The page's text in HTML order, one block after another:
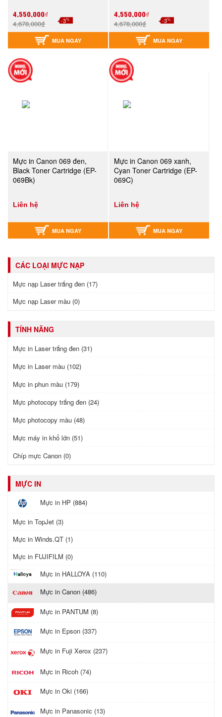
4,550,000₫
4,678,000₫ -3%
MUA NGAY
4,550,000₫
4,678,000₫ -3%
MUA NGAY
Mực in Canon 069 đen,
Black Toner Cartridge (EP-
069Bk)
Liên hệ
MUA NGAY
Mực in Canon 069 xanh,
Cyan Toner Cartridge (EP-
069C)
Liên hệ
MUA NGAY
CÁC LOẠI MỰC NẠP
Mực nạp Laser trắng đen (17)
Mực nạp Laser màu (0)
TÍNH NĂNG
Mực in Laser trắng đen (31)
Mực in Laser màu (102)
Mực in phun màu (179)
Mực photocopy trắng đen (24)
Mực photocopy màu (48)
Mực máy in khổ lớn (51)
Chíp mực Canon (0)
MỰC IN
Mực in HP (884)
Mực in TopJet (3)
Mực in Winds.QT (1)
Mực in FUJIFILM (0)
Mực in HALLOYA (110)
Mực in Canon (486)
Mực in PANTUM (8)
Mực in Epson (337)
Mực in Fuji Xerox (237)
Mực in Ricoh (74)
Mực in Oki (166)
Mực in Panasonic (13)